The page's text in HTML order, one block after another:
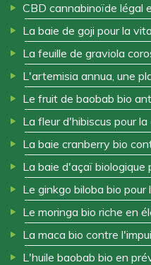
CBD cannabinoïde légal
La baie de goji pour la
La feuille de graviola
L'artemisia annua, une
Le fruit de baobab bio
La fleur d'hibiscus pour
La baie cranberry bio
La baie d'açaï biologique
Le ginkgo biloba bio pour
Le moringa bio riche en
La maca bio contre
L'huile baobab bio en